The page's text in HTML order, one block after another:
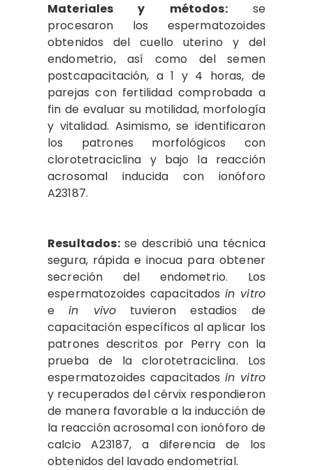
Materiales y métodos:se
procesaron los espermatozoides
obtenidos del cuello uterino y del
endometrio, así como del semen
postcapacitación, a 1 y 4 horas, de
parejas con fertilidad comprobada a
fin de evaluar su motilidad, morfología
y vitalidad. Asimismo, se identificaron
los patrones morfológicos con
clorotetraciclina y bajo la reacción
acrosomal inducida con ionóforo
A23187.
Resultados:se describió una técnica
segura, rápida e inocua para obtener
secreción del endometrio. Los
espermatozoides capacitadosin vitro
ein vivo tuvieron estadios de
capacitación específicos al aplicar los
patrones descritos por Perry con la
prueba de la clorotetraciclina. Los
espermatozoides capacitadosin vitro
y recuperados del cérvix respondieron
de manera favorable a la inducción de
la reacción acrosomal con ionóforo de
calcio A23187, a diferencia de los
obtenidos del lavado endometrial.